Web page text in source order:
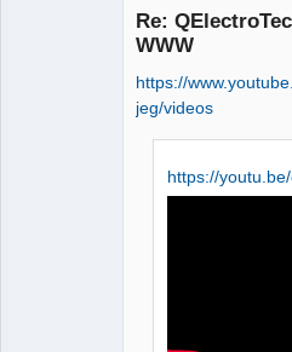
Re:
WWW
https://
jeg/videos
https://